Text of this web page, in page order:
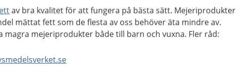
av bra kvalitet för att fungera på bästa sätt. Mejeriprodukter
mättat fett som de flesta av oss behöver äta mindre av.
magra mejeriprodukter både till barn och vuxna. Fler råd: